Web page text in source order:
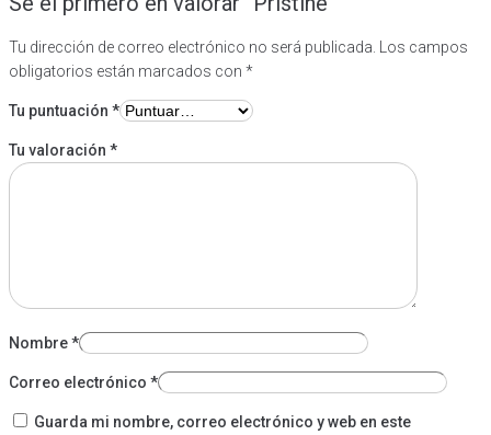
Tu dirección de correo electrónico no será publicada.
Los campos
obligatorios están marcados con *
Tu puntuación *
Tu valoración *
Nombre*
Correo electrónico *
Guarda mi nombre, correo electrónico y web en este